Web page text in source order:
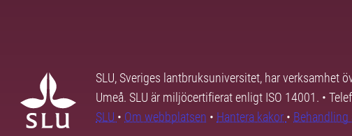
SLU, Sveriges lantbruksuniversitet, har verksamhet
Umeå. SLU är miljöcertifierat enligt ISO 14001. •
SLU • Om webbplatsen • Hantera kakor •